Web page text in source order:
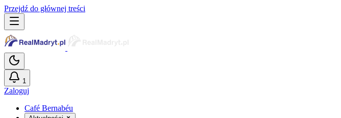
Przejdź do głównej treści
1
Zaloguj
Café Bernabéu